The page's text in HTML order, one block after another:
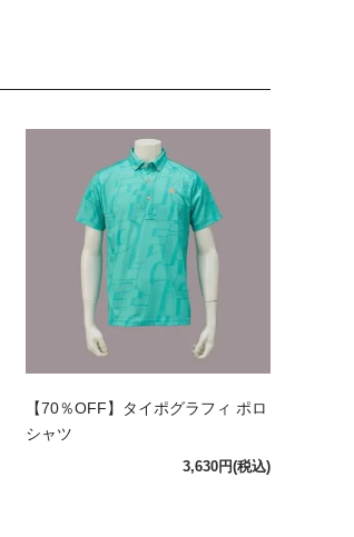
【70％OFF】タイポグラフィ ポロ
シャツ
3,630円(税込)